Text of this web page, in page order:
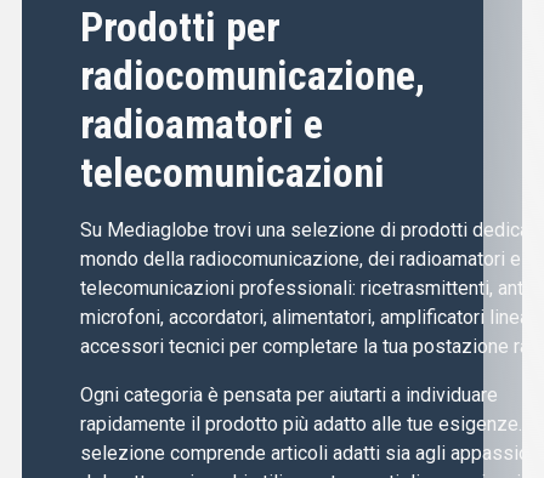
Prodotti per
radiocomunicazione,
radioamatori e
telecomunicazioni
Su Mediaglobe trovi una selezione di prodotti dedicati
mondo della radiocomunicazione, dei radioamatori e
telecomunicazioni professionali: ricetrasmittenti,
microfoni, accordatori, alimentatori, amplificatori
accessori tecnici per completare la tua postazione
Ogni categoria è pensata per aiutarti a individuare
rapidamente il prodotto più adatto alle tue esigenze.
selezione comprende articoli adatti sia agli